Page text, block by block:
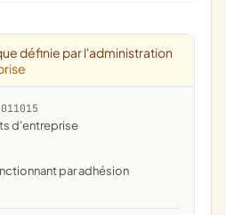
définie par l'administration
011015
d'entreprise
par adhésion